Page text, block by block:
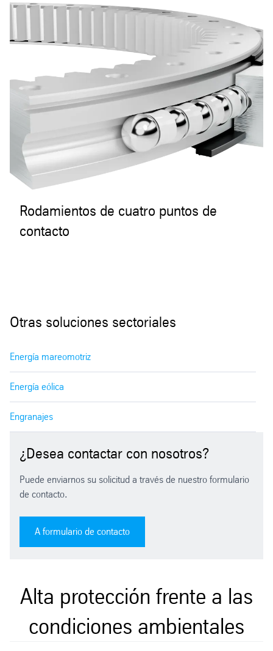
Rodamientos de cuatro puntos de
contacto
Otras soluciones sectoriales
Energía mareomotriz
Energía eólica
Engranajes
¿Desea contactar con nosotros?
Puede enviarnos su solicitud a través de nuestro formulario
de contacto.
A formulario de contacto
Alta protección frente a las
condiciones ambientales